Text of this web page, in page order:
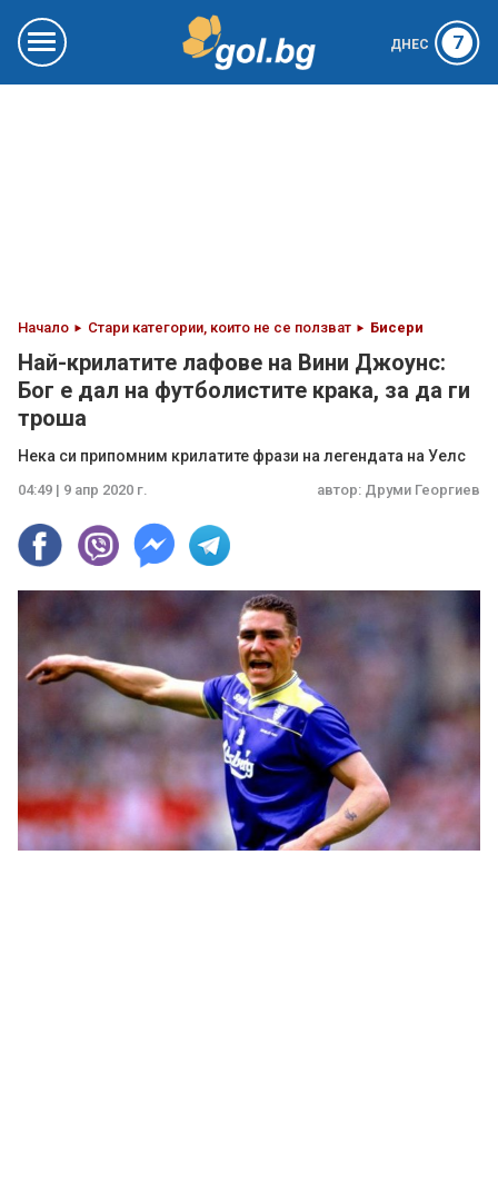
ДНЕС 7
Начало Стари категории, които не се ползват Бисери
Най-крилатите лафове на Вини Джоунс:
Бог е дал на футболистите крака, за да ги
троша
Нека си припомним крилатите фрази на легендата на Уелс
04:49 | 9 апр 2020 г. автор: Друми Георгиев